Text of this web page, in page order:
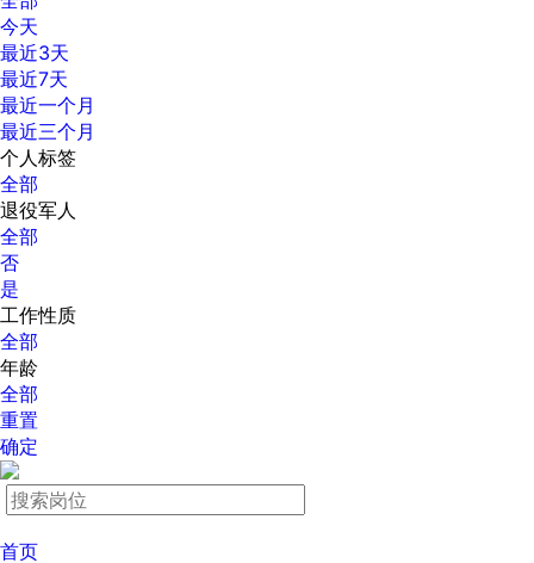
今天
最近3天
最近7天
最近一个月
最近三个月
个人标签
全部
退役军人
全部
否
是
工作性质
全部
年龄
全部
重置
确定
首页